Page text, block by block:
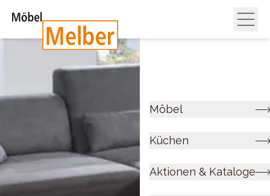
Möbel
Küchen
Aktionen & Kataloge